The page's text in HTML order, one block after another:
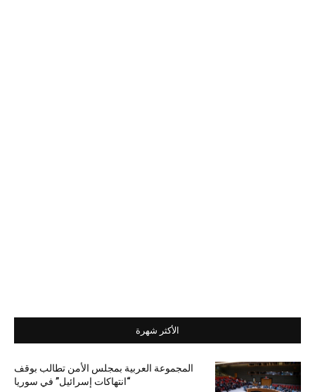
الأكثر شهرة
المجموعة العربية بمجلس الأمن تطالب بوقف
“انتهاكات إسرائيل” في سوريا